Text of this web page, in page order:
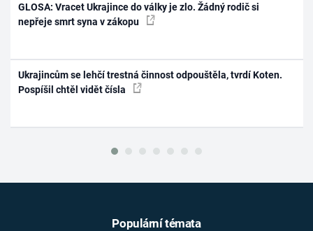
GLOSA: Vracet Ukrajince do války je zlo. Žádný rodič si
nepřeje smrt syna v zákopu
Ukrajincům se lehčí trestná činnost odpouštěla, tvrdí Koten.
Pospíšil chtěl vidět čísla
Populární témata